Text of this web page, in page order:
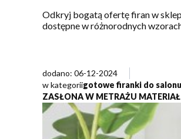
Odkryj bogatą ofertę firan w
dostępne w różnorodnych
dodano: 06-12-2024
w kategoriigotowe firanki do salonu
ZASŁONA W METRAŻU